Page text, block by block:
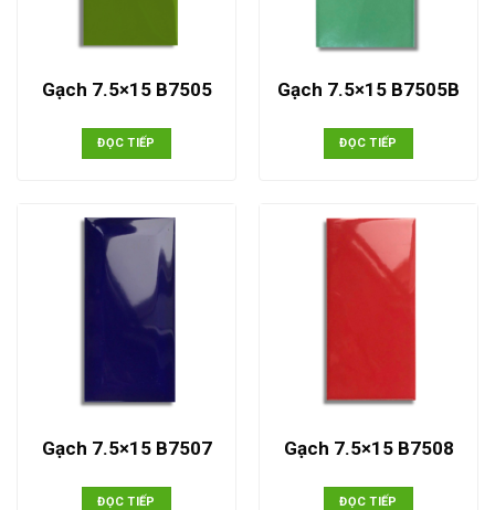
Gạch 7.5×15 B7505
ĐỌC TIẾP
Gạch 7.5×15 B7505B
ĐỌC TIẾP
Gạch 7.5×15 B7507
ĐỌC TIẾP
Gạch 7.5×15 B7508
ĐỌC TIẾP